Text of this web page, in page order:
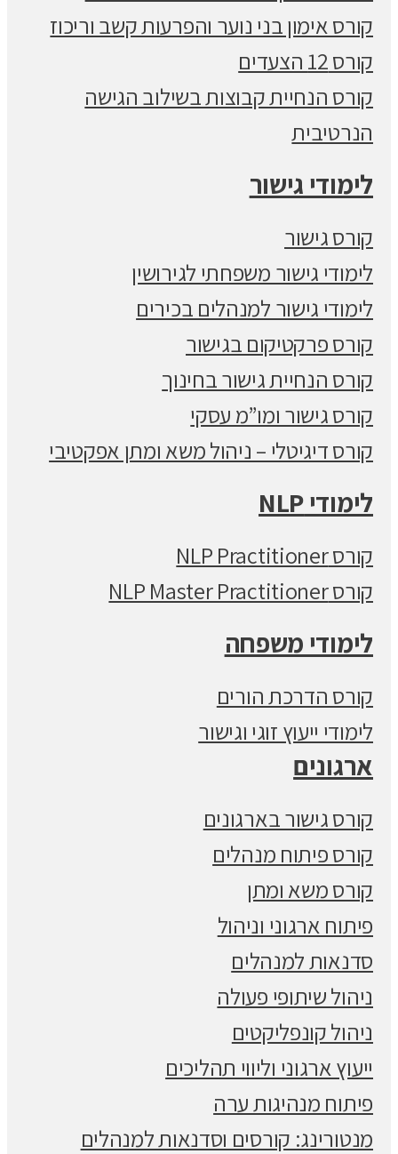
קורס אימון בני נוער והפרעות קשב וריכוז
קורס 12 הצעדים
קורס הנחיית קבוצות בשילוב הגישה
הנרטיבית
לימודי גישור
קורס גישור
לימודי גישור משפחתי לגירושין
לימודי גישור למנהלים בכירים
קורס פרקטיקום בגישור
קורס הנחיית גישור בחינוך
קורס גישור ומו”מ עסקי
קורס דיגיטלי – ניהול משא ומתן אפקטיבי
לימודי NLP
קורס NLP Practitioner
קורס NLP Master Practitioner
לימודי משפחה
קורס הדרכת הורים
לימודי ייעוץ זוגי וגישור
ארגונים
קורס גישור בארגונים
קורס פיתוח מנהלים
קורס משא ומתן
פיתוח ארגוני וניהול
סדנאות למנהלים
ניהול שיתופי פעולה
ניהול קונפליקטים
ייעוץ ארגוני וליווי תהליכים
פיתוח מנהיגות ערה
מנטורינג: קורסים וסדנאות למנהלים